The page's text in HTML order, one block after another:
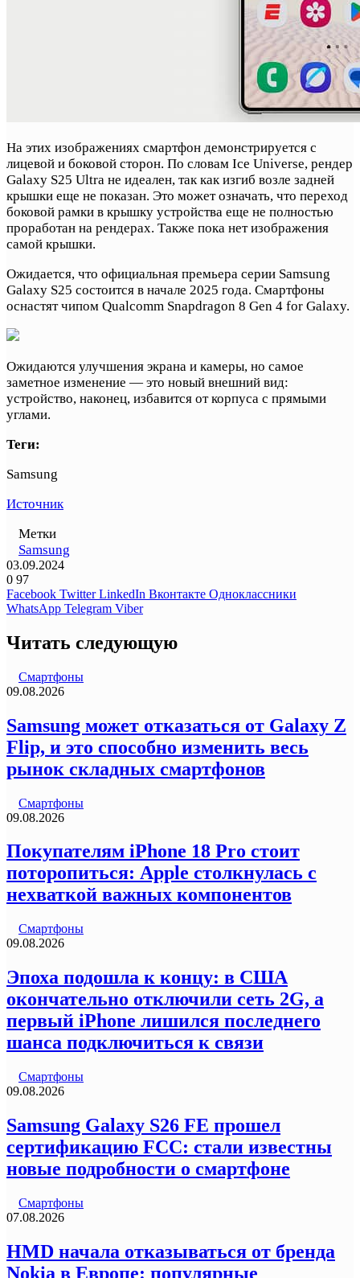
На этих изображениях смартфон демонстрируется с
лицевой и боковой сторон. По словам Ice Universe, рендер
Galaxy S25 Ultra не идеален, так как изгиб возле задней
крышки еще не показан. Это может означать, что переход
боковой рамки в крышку устройства еще не полностью
проработан на рендерах. Также пока нет изображения
самой крышки.
Ожидается, что официальная премьера серии Samsung
Galaxy S25 состоится в начале 2025 года. Смартфоны
оснастят чипом Qualcomm Snapdragon 8 Gen 4 for Galaxy.
Ожидаются улучшения экрана и камеры, но самое
заметное изменение — это новый внешний вид:
устройство, наконец, избавится от корпуса с прямыми
углами.
Теги:
Samsung
Источник
Метки
Samsung
03.09.2024
0 97
Facebook Twitter LinkedIn Вконтакте Одноклассники
WhatsApp Telegram Viber
Читать следующую
Смартфоны
09.08.2026
Samsung может отказаться от Galaxy Z
Flip, и это способно изменить весь
рынок складных смартфонов
Смартфоны
09.08.2026
Покупателям iPhone 18 Pro стоит
поторопиться: Apple столкнулась с
нехваткой важных компонентов
Смартфоны
09.08.2026
Эпоха подошла к концу: в США
окончательно отключили сеть 2G, а
первый iPhone лишился последнего
шанса подключиться к связи
Смартфоны
09.08.2026
Samsung Galaxy S26 FE прошел
сертификацию FCC: стали известны
новые подробности о смартфоне
Смартфоны
07.08.2026
HMD начала отказываться от бренда
Nokia в Европе: популярные